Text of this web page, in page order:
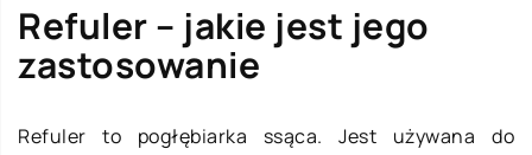
Refuler – jakie jest jego
zastosowanie
Refuler to pogłębiarka ssąca. Jest używana do